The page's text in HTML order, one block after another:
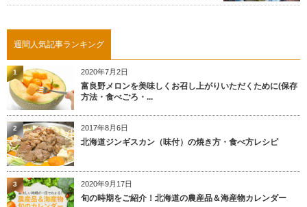
週間人気記事ランキング
2020年7月2日
富良野メロンを美味しくお召し上がりいただくために(保存
方法・食べごろ・...
1
2017年8月6日
北海道ジンギスカン（味付）の焼き方・食べ方レシピ
2
2020年9月17日
旬の時期をご紹介！北海道の農産品＆海産物カレンダー
3